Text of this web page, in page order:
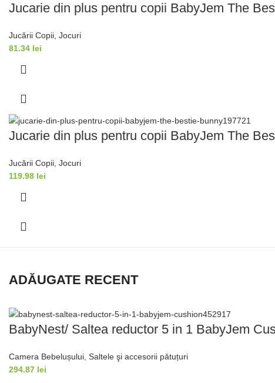
Jucarie din plus pentru copii BabyJem The
Jucării Copii ,Jocuri
81.34 lei
Jucarie din plus pentru copii BabyJem The
Jucării Copii,Jocuri
119.98 lei
ADĂUGATE RECENT
BabyNest/ Saltea reductor 5 in 1 BabyJem
Camera Bebelușului ,Saltele şi accesorii pǎtuțuri
294.87 lei